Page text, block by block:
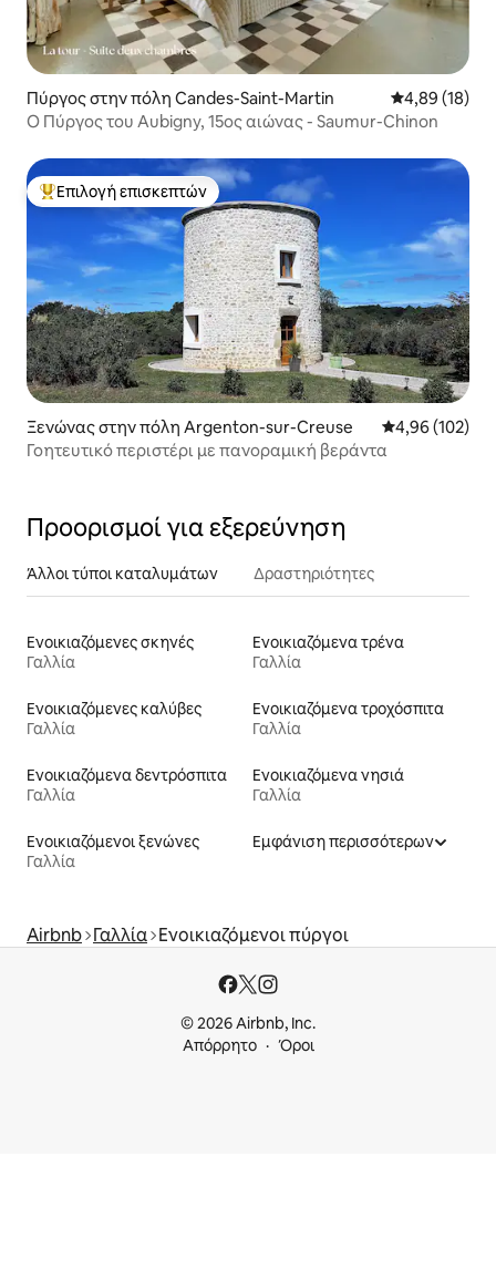
Πύργος στην πόλη Candes-Saint-Martin Μέση
4,89 (18)
Ο Πύργος του Aubigny, 15ος αιώνας - Saumur-Chinon
Κορυφαία επιλογή επισκεπτών
Επιλογή επισκεπτών
Ξενώνας στην πόλη Argenton-sur-Creuse Μέση
4,96 (102)
Γοητευτικό περιστέρι με πανοραμική βεράντα
Προορισμοί για εξερεύνηση
Άλλοι τύποι καταλυμάτων Δραστηριότητες
Ενοικιαζόμενες σκηνές
Γαλλία
Ενοικιαζόμενα τρένα
Γαλλία
Ενοικιαζόμενες καλύβες
Γαλλία
Ενοικιαζόμενα τροχόσπιτα
Γαλλία
Ενοικιαζόμενα δεντρόσπιτα
Γαλλία
Ενοικιαζόμενα νησιά
Γαλλία
Ενοικιαζόμενοι ξενώνες
Γαλλία
Εμφάνιση περισσότερων
Airbnb Γαλλία Ενοικιαζόμενοι πύργοι
© 2026 Airbnb, Inc.
Απόρρητο
Όροι